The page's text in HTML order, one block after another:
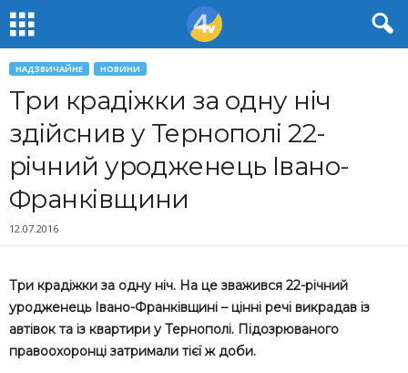
НАДЗВИЧАЙНЕ НОВИНИ
Три крадіжки за одну ніч
здійснив у Тернополі 22-
річний уродженець Івано-
Франківщини
12.07.2016
Три крадіжки за одну ніч. На це зважився 22-річний
уродженець Івано-Франківщині – цінні речі викрадав із
автівок та із квартири у Тернополі. Підозрюваного
правоохоронці затримали тієї ж доби.